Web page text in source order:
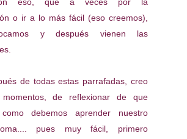
eso, que a veces por la
o ir a lo más fácil (eso creemos),
y después vienen las
de todas estas parrafadas, creo
de reflexionar de que
debemos aprender nuestro
pues muy fácil, primero